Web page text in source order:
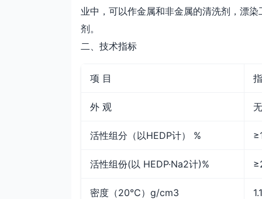
业中，可以作金属和非金属的清洗剂，漂
剂。
二、技术指标
项 目
外 观
活性组分（以HEDP计） %
活性组份(以 HEDP·Na2计)%
密度（20℃）g/cm3